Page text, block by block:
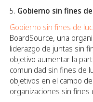
Gobierno sin fines
Gobierno sin fines de
BoardSource, una
liderazgo de juntas sin
objetivo aumentar la
comunidad sin fines de
objetivos en el campo
organizaciones sin fines